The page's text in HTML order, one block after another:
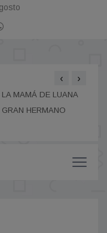
MAMÁ DE LUANA
HERMANO
‹ ›